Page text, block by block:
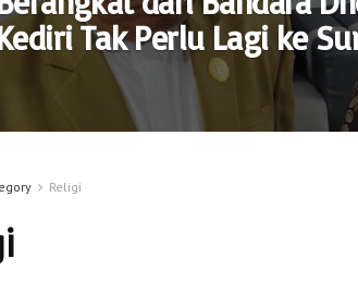
Tak Perlu Lagi ke
Religi